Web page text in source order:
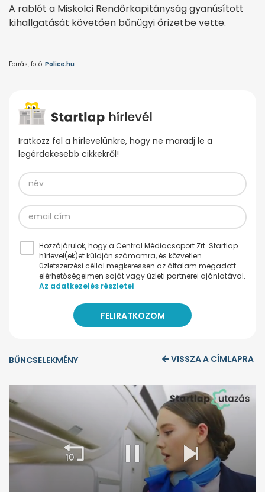
A rablót a Miskolci Rendőrkapitányság gyanúsított
kihallgatását követően bűnügyi őrizetbe vette.
Forrás, fotó: Police.hu
Iratkozz fel a hírlevelünkre, hogy ne maradj le a
legérdekesebb cikkekről!
Hozzájárulok, hogy a Central Médiacsoport Zrt. Startlap
hírlevel(ek)et küldjön számomra, és közvetlen
üzletszerzési céllal megkeressen az általam megadott
elérhetőségeimen saját vagy üzleti partnerei ajánlatával.
Az adatkezelés részletei
BŰNCSELEKMÉNY VISSZA A CÍMLAPRA